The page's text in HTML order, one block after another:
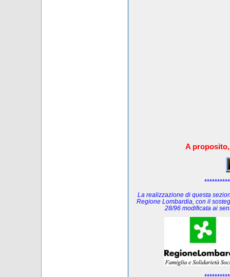
A
La realizzazione di questa
Regione Lombardia, con il
28/96 modificata ai